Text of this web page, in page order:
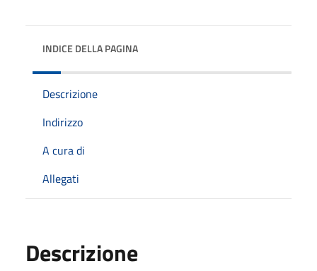
INDICE DELLA PAGINA
Descrizione
Indirizzo
A cura di
Allegati
Descrizione